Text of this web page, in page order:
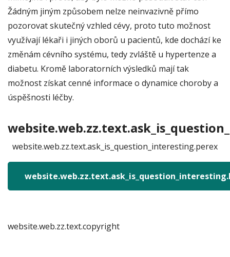
Žádným jiným způsobem nelze neinvazivně přímo
pozorovat skutečný vzhled cévy, proto tuto možnost
využívají lékaři i jiných oborů u pacientů, kde dochází ke
změnám cévního systému, tedy zvláště u hypertenze a
diabetu. Kromě laboratorních výsledků mají tak
možnost získat cenné informace o dynamice choroby a
úspěšnosti léčby.
website.web.zz.text.ask_is_question_interesting.perex
website.web.zz.text.copyright